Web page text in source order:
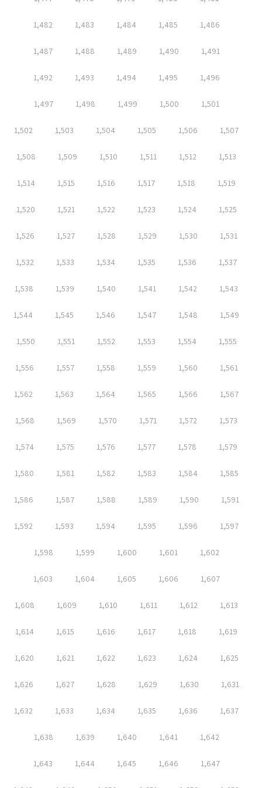
1,482 1,483 1,484 1,485 1,486
1,487 1,488 1,489 1,490 1,491
1,492 1,493 1,494 1,495 1,496
1,497 1,498 1,499 1,500 1,501
1,502 1,503 1,504 1,505 1,506 1,507
1,508 1,509 1,510 1,511 1,512 1,513
1,514 1,515 1,516 1,517 1,518 1,519
1,520 1,521 1,522 1,523 1,524 1,525
1,526 1,527 1,528 1,529 1,530 1,531
1,532 1,533 1,534 1,535 1,536 1,537
1,538 1,539 1,540 1,541 1,542 1,543
1,544 1,545 1,546 1,547 1,548 1,549
1,550 1,551 1,552 1,553 1,554 1,555
1,556 1,557 1,558 1,559 1,560 1,561
1,562 1,563 1,564 1,565 1,566 1,567
1,568 1,569 1,570 1,571 1,572 1,573
1,574 1,575 1,576 1,577 1,578 1,579
1,580 1,581 1,582 1,583 1,584 1,585
1,586 1,587 1,588 1,589 1,590 1,591
1,592 1,593 1,594 1,595 1,596 1,597
1,598 1,599 1,600 1,601 1,602
1,603 1,604 1,605 1,606 1,607
1,608 1,609 1,610 1,611 1,612 1,613
1,614 1,615 1,616 1,617 1,618 1,619
1,620 1,621 1,622 1,623 1,624 1,625
1,626 1,627 1,628 1,629 1,630 1,631
1,632 1,633 1,634 1,635 1,636 1,637
1,638 1,639 1,640 1,641 1,642
1,643 1,644 1,645 1,646 1,647